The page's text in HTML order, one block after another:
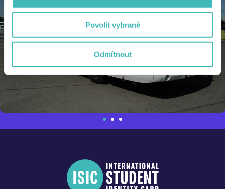
Povolit vybrané
Odmítnout